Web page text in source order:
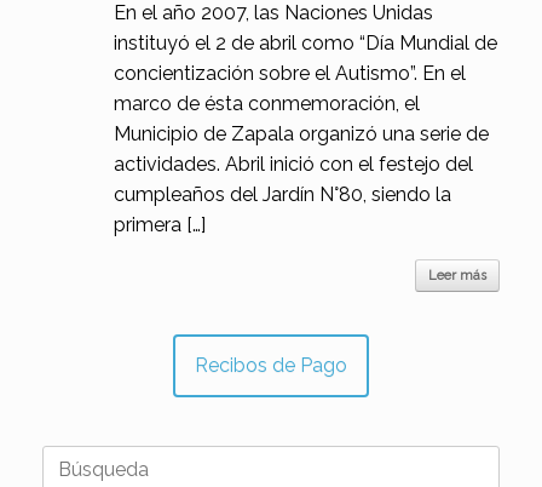
En el año 2007, las Naciones Unidas
instituyó el 2 de abril como “Día Mundial de
concientización sobre el Autismo”. En el
marco de ésta conmemoración, el
Municipio de Zapala organizó una serie de
actividades. Abril inició con el festejo del
cumpleaños del Jardín N°80, siendo la
primera […]
Leer más
Recibos de Pago
Buscar: